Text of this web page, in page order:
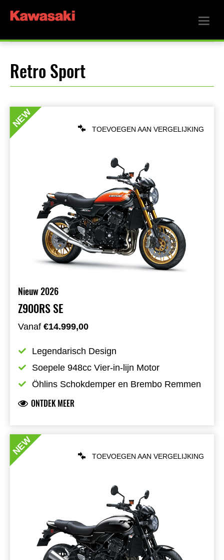
Retro Sport
TOEVOEGEN AAN VERGELIJKING
Nieuw 2026
Z900RS SE
Vanaf €14.999,00
Legendarisch Design
Soepele 948cc Vier-in-lijn Motor
Öhlins Schokdemper en Brembo Remmen
ONTDEK MEER
NEW
TOEVOEGEN AAN VERGELIJKING
NEW